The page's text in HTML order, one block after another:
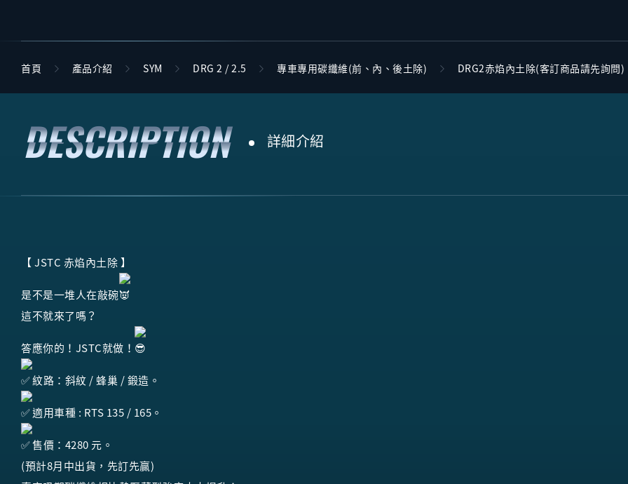
首頁 產品介紹 SYM DRG 2 / 2.5 專車專用碳纖維(前、內、後土除) DRG2赤焰內土除(客訂商品請先詢問)
詳細介紹
【 JSTC 赤焰內土除 】
是不是一堆人在敲碗
這不就來了嗎？
答應你的！JSTC就做！
紋路：斜紋 / 蜂巢 / 鍛造。
適用車種 : RTS 135 / 165。
售價：4280 元。
(預計8月中出貨，先訂先贏)